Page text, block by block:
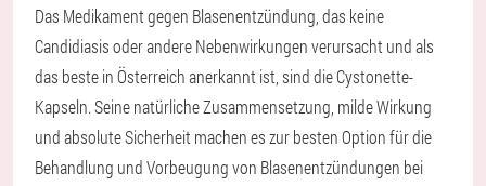
Das Medikament gegen Blasenentzündung, das keine
Candidiasis oder andere Nebenwirkungen verursacht und als
das beste in Österreich anerkannt ist, sind die Cystonette-
Kapseln. Seine natürliche Zusammensetzung, milde Wirkung
und absolute Sicherheit machen es zur besten Option für die
Behandlung und Vorbeugung von Blasenentzündungen bei